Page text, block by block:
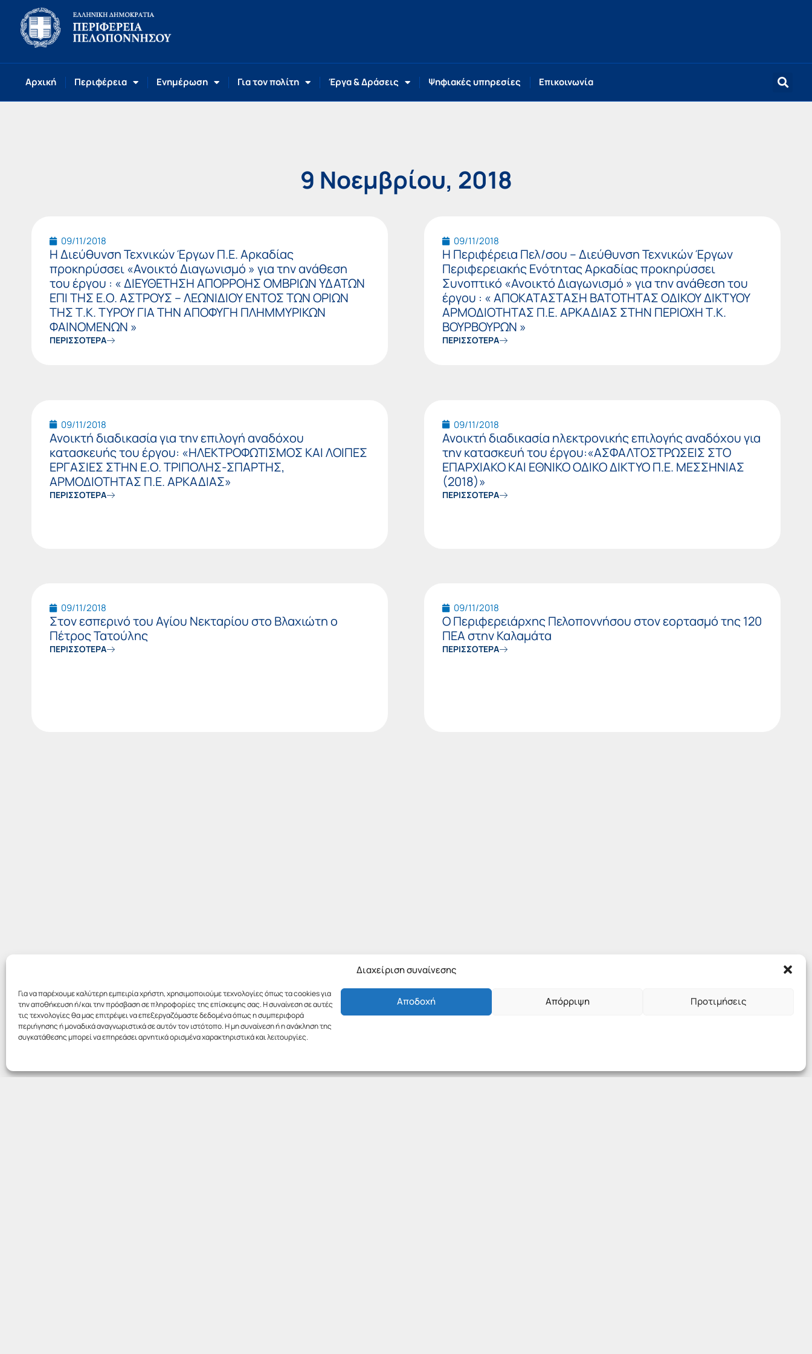
Διαχείριση συναίνεσης
Για να παρέχουμε καλύτερη εμπειρία χρήστη, χρησιμοποιούμε τεχνολογίες όπως τα cookies για
την αποθήκευση ή/και την πρόσβαση σε πληροφορίες της επίσκεψης σας. Η συναίνεση σε αυτές
τις τεχνολογίες θα μας επιτρέψει να επεξεργαζόμαστε δεδομένα όπως η συμπεριφορά
περιήγησης ή μοναδικά αναγνωριστικά σε αυτόν τον ιστότοπο. Η μη συναίνεση ή η ανάκληση της
συγκατάθεσης μπορεί να επηρεάσει αρνητικά ορισμένα χαρακτηριστικά και λειτουργίες.
Αποδοχή Απόρριψη Προτιμήσεις
Αρχική Περιφέρεια Ενημέρωση Για τον πολίτη Έργα & Δράσεις Ψηφιακές υπηρεσίες Επικοινωνία
9 Νοεμβρίου, 2018
09/11/2018
Η Διεύθυνση Τεχνικών Έργων Π.Ε. Αρκαδίας
προκηρύσσει «Ανοικτό Διαγωνισμό » για την ανάθεση
του έργου : « ΔΙΕΥΘΕΤΗΣΗ ΑΠΟΡΡΟΗΣ ΟΜΒΡΙΩΝ ΥΔΑΤΩΝ
ΕΠΙ ΤΗΣ Ε.Ο. ΑΣΤΡΟΥΣ – ΛΕΩΝΙΔΙΟΥ ΕΝΤΟΣ ΤΩΝ ΟΡΙΩΝ
ΤΗΣ Τ.Κ. ΤΥΡΟΥ ΓΙΑ ΤΗΝ ΑΠΟΦΥΓΗ ΠΛΗΜΜΥΡΙΚΩΝ
ΦΑΙΝΟΜΕΝΩΝ »
ΠΕΡΙΣΣΟΤΕΡΑ
09/11/2018
Η Περιφέρεια Πελ/σου – Διεύθυνση Τεχνικών Έργων
Περιφερειακής Ενότητας Αρκαδίας προκηρύσσει
Συνοπτικό «Ανοικτό Διαγωνισμό » για την ανάθεση του
έργου : « ΑΠΟΚΑΤΑΣΤΑΣΗ ΒΑΤΟΤΗΤΑΣ ΟΔΙΚΟΥ ΔΙΚΤΥΟΥ
ΑΡΜΟΔΙΟΤΗΤΑΣ Π.Ε. ΑΡΚΑΔΙΑΣ ΣΤΗΝ ΠΕΡΙΟΧΗ Τ.Κ.
ΒΟΥΡΒΟΥΡΩΝ »
ΠΕΡΙΣΣΟΤΕΡΑ
09/11/2018
Ανοικτή διαδικασία για την επιλογή αναδόχου
κατασκευής του έργου: «ΗΛΕΚΤΡΟΦΩΤΙΣΜΟΣ ΚΑΙ ΛΟΙΠΕΣ
ΕΡΓΑΣΙΕΣ ΣΤΗΝ Ε.Ο. ΤΡΙΠΟΛΗΣ-ΣΠΑΡΤΗΣ,
ΑΡΜΟΔΙΟΤΗΤΑΣ Π.Ε. ΑΡΚΑΔΙΑΣ»
ΠΕΡΙΣΣΟΤΕΡΑ
09/11/2018
Ανοικτή διαδικασία ηλεκτρονικής επιλογής αναδόχου για
την κατασκευή του έργου:«ΑΣΦΑΛΤΟΣΤΡΩΣΕΙΣ ΣΤΟ
ΕΠΑΡΧΙΑΚΟ ΚΑΙ ΕΘΝΙΚΟ ΟΔΙΚΟ ΔΙΚΤΥΟ Π.Ε. ΜΕΣΣΗΝΙΑΣ
(2018)»
ΠΕΡΙΣΣΟΤΕΡΑ
09/11/2018
Στον εσπερινό του Αγίου Νεκταρίου στο Βλαχιώτη ο
Πέτρος Τατούλης
ΠΕΡΙΣΣΟΤΕΡΑ
09/11/2018
Ο Περιφερειάρχης Πελοποννήσου στον εορτασμό της 120
ΠΕΑ στην Καλαμάτα
ΠΕΡΙΣΣΟΤΕΡΑ